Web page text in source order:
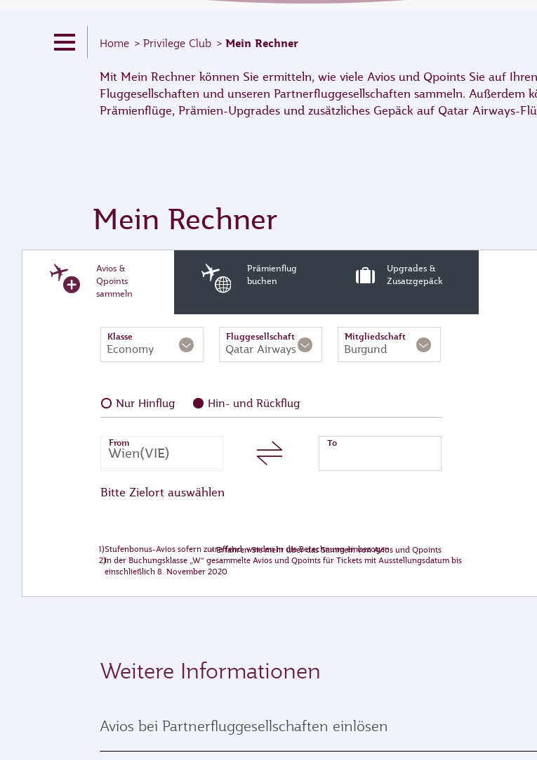
Home Privilege Club Mein Rechner
Mit Mein Rechner können Sie ermitteln, wie viele Avios und Qpoints Sie auf
Fluggesellschaften und unseren Partnerfluggesellschaften sammeln. Außerdem
Prämienflüge, Prämien-Upgrades und zusätzliches Gepäck auf Qatar Airways-
Mein Rechner
Avios &
Qpoints
sammeln
Prämienflug
buchen
Upgrades &
Zusatzgepäck
Economy
Klasse
Qatar Airways
Fluggesellschaft
Burgund
Mitgliedschaft
Nur Hinflug Hin- und Rückflug
From To
Bitte Zielort auswählen
>Erfahren Sie mehr über das Sammeln von Avios und Qpoints
Stufenbonus-Avios sofern zutreffend, werden in die Berechnung einbezogen
In der Buchungsklasse „W“ gesammelte Avios und Qpoints für Tickets mit Ausstellungsdatum bis
einschließlich 8. November 2020
Weitere Informationen
Avios bei Partnerfluggesellschaften einlösen